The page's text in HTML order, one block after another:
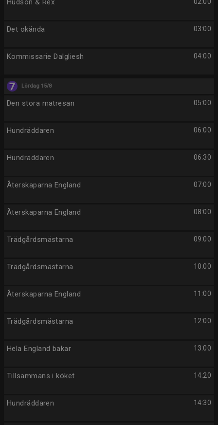
Hudson & Rex
03:00
Det okända
04:00
Kommissarie Dalgliesh
Lördag 15/8
05:00
Den stora matresan
06:00
Hundräddaren
06:30
Hundräddaren
07:00
Återskaparna England
08:00
Återskaparna England
09:00
Trädgårdsmästarna
10:00
Trädgårdsmästarna
11:00
Återskaparna England
12:00
Trädgårdsmästarna
13:00
Hela England bakar
14:20
Tillsammans i köket
14:30
Hundräddaren